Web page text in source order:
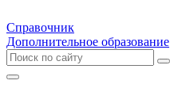
Справочник
Дополнительное образование